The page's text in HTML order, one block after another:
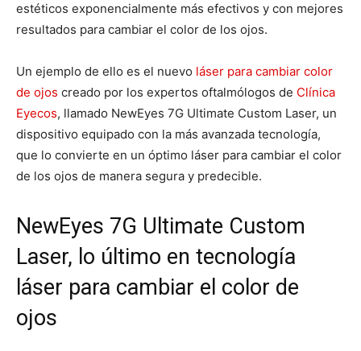
estéticos exponencialmente más efectivos y con mejores
resultados para cambiar el color de los ojos.
Un ejemplo de ello es el nuevo láser para cambiar color
de ojos creado por los expertos oftalmólogos de Clínica
Eyecos, llamado NewEyes 7G Ultimate Custom Laser, un
dispositivo equipado con la más avanzada tecnología,
que lo convierte en un óptimo láser para cambiar el color
de los ojos de manera segura y predecible.
NewEyes 7G Ultimate Custom
Laser, lo último en tecnología
láser para cambiar el color de
ojos